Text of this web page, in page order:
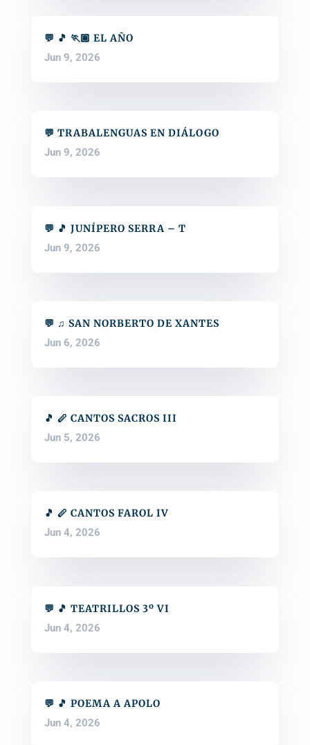
💬 🎵 🏃🏽 EL AÑO
Jun 9, 2026
💬 TRABALENGUAS EN DIÁLOGO
Jun 9, 2026
💬 🎵 JUNÍPERO SERRA – T
Jun 9, 2026
💬 ♫ SAN NORBERTO DE XANTES
Jun 6, 2026
🎵 🪈 CANTOS SACROS III
Jun 5, 2026
🎵 🪈 CANTOS FAROL IV
Jun 4, 2026
💬 🎵 TEATRILLOS 3º VI
Jun 4, 2026
💬 🎵 POEMA A APOLO
Jun 4, 2026